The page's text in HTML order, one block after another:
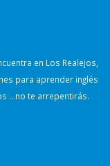
en Los Realejos,
para aprender inglés
…no te arrepentirás.